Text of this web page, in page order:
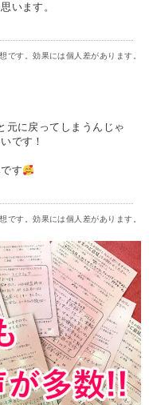
います。
です。効果には個人差があります。
元に戻ってしまうんじゃ
です！
す
です。効果には個人差があります。